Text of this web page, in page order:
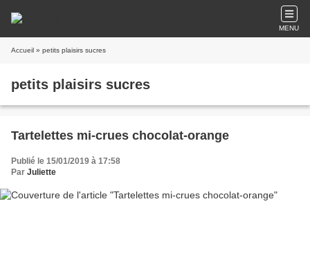
MENU
Accueil » petits plaisirs sucres
petits plaisirs sucres
Tartelettes mi-crues chocolat-orange
Publié le 15/01/2019 à 17:58
Par Juliette